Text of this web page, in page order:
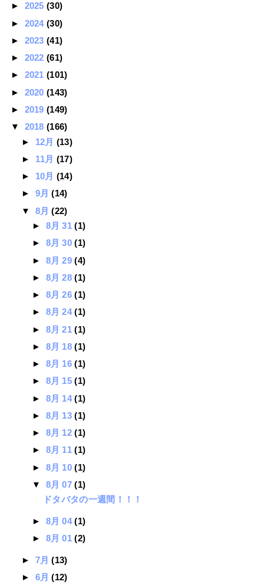
► 2025(30)
► 2024(30)
► 2023(41)
► 2022(61)
► 2021(101)
► 2020(143)
► 2019(149)
▼ 2018(166)
► 12月 (13)
► 11月 (17)
► 10月 (14)
► 9月(14)
▼ 8月(22)
► 8月 31(1)
► 8月 30(1)
► 8月 29(4)
► 8月 28(1)
► 8月 26(1)
► 8月 24(1)
► 8月 21(1)
► 8月 18(1)
► 8月 16(1)
► 8月 15(1)
► 8月 14(1)
► 8月 13(1)
► 8月 12(1)
► 8月 11(1)
► 8月 10(1)
▼ 8月 07(1)
ドタバタの一週間！！！
► 8月 04(1)
► 8月 01(2)
► 7月(13)
► 6月(12)